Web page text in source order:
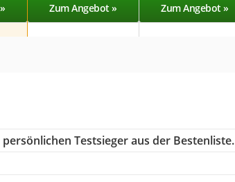
Zum Angebot » Zum Angebot »
Testsieger aus der Bestenliste.